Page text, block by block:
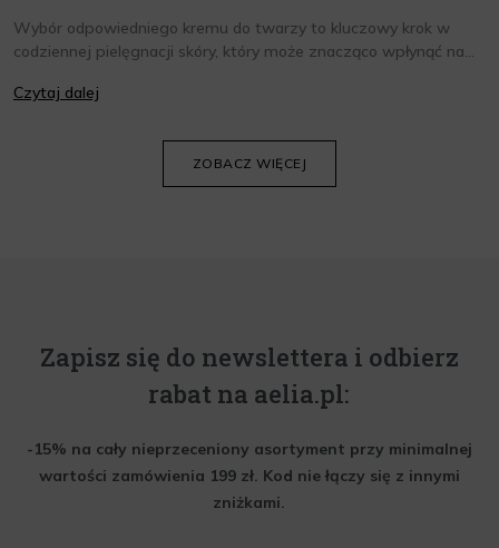
Wybór odpowiedniego kremu do twarzy to kluczowy krok w
codziennej pielęgnacji skóry, który może znacząco wpłynąć na
oraz wiedzieć, jak dopasować je do potrzeb własnej skóry.
Czytaj dalej
ZOBACZ WIĘCEJ
Zapisz się do newslettera i odbierz
rabat na aelia.pl:
-15% na cały nieprzeceniony asortyment przy minimalnej
wartości zamówienia 199 zł. Kod nie łączy się z innymi
zniżkami.